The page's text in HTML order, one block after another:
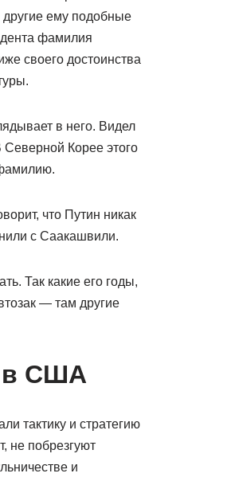
ему подобные
фамилия
своего достоинства
в него. Видел
Корее этого
что Путин никак
с Саакашвили.
Так какие его годы,
— там другие
в США
тактику и стратегию
не побрезгуют
и